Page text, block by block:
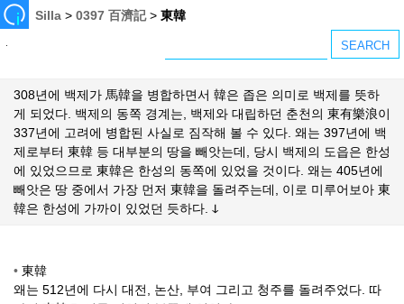
Silla >0397 百濟記>東韓
308년에 백제가 馬韓을 병합하면서 韓은 좁은 의미로 백제를 뜻하
게 되었다. 백제의 동쪽 경계는, 백제와 대립하던 춘천의 東有樂浪이
337년에 고려에 병합된 사실로 짐작해 볼 수 있다. 왜는 397년에 백
제로부터 東韓 등 대부분의 땅을 빼앗는데, 당시 백제의 도읍은 한성
에 있었으므로 東韓은 한성의 동쪽에 있었을 것이다. 왜는 405년에
빼앗은 땅 중에서 가장 먼저 東韓을 돌려주는데, 이로 미루어보아 東
韓은 한성에 가까이 있었던 듯하다. ↆ
• 東韓
왜는 512년에 다시 대전, 논산, 부여 그리고 청주를 돌려주었다. 따